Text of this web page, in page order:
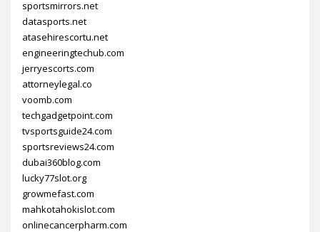
sportsmirrors.net
datasports.net
atasehirescortu.net
engineeringtechub.com
jerryescorts.com
attorneylegal.co
voomb.com
techgadgetpoint.com
tvsportsguide24.com
sportsreviews24.com
dubai360blog.com
lucky77slot.org
growmefast.com
mahkotahokislot.com
onlinecancerpharm.com